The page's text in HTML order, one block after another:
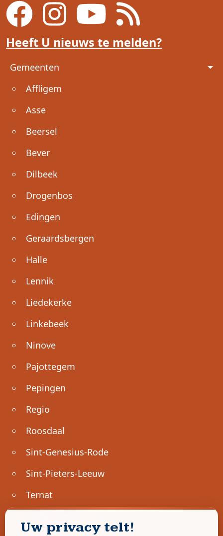
Heeft U nieuws te melden?
Voet
Gemeenten
Affligem
Asse
Beersel
Bever
Dilbeek
Drogenbos
Edingen
Geraardsbergen
Halle
Lennik
Liedekerke
Linkebeek
Ninove
Pajottegem
Pepingen
Regio
Roosdaal
Sint-Genesius-Rode
Sint-Pieters-Leeuw
Ternat
Uw privacy telt!